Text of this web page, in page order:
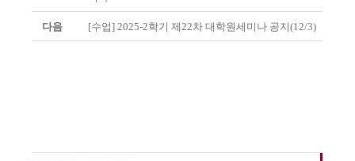
다음 [수업] 2025-2학기 제22차 대학원세미나 공지(12/3)